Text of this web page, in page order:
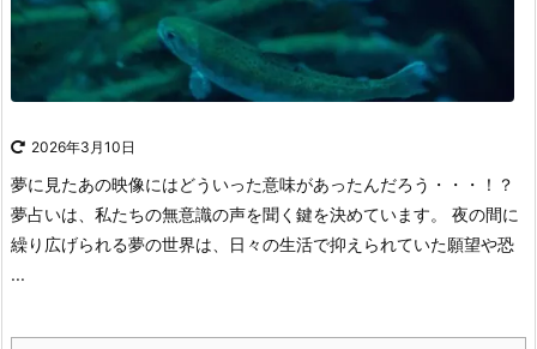
2026年3月10日
夢に見たあの映像にはどういった意味があったんだろう・・・！？
夢占いは、私たちの無意識の声を聞く鍵を決めています。
夜の間に
繰り広げられる夢の世界は、日々の生活で抑えられていた願望や恐
...